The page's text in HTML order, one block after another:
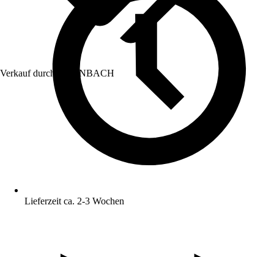
Verkauf durch: HORNBACH
Lieferzeit ca. 2-3 Wochen